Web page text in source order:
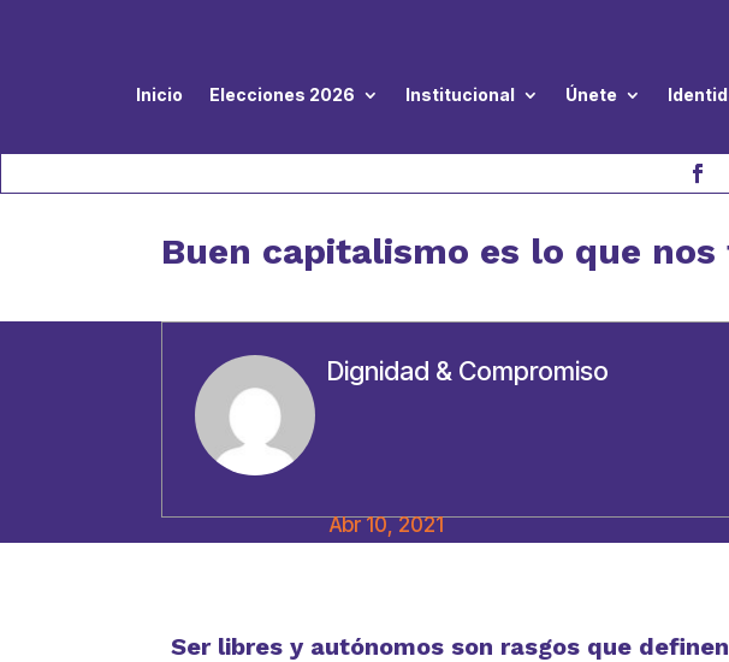
Inicio Elecciones 2026 Institucional Únete
Buen capitalismo es lo que
Dignidad & Compromiso
Abr 10, 2021
Ser libres y autónomos son rasgos que